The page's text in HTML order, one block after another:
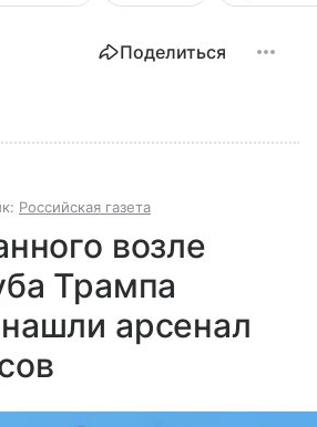
Поделиться
Российская газета
возле
Трампа
арсенал